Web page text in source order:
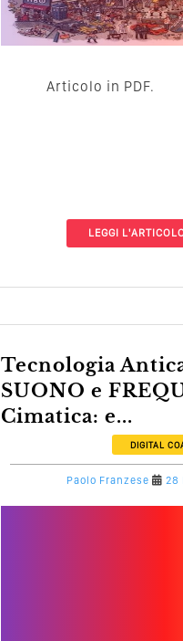
Articolo in PDF.
LEGGI
Tecnologia Antica - DNA,
SUONO e
Cimatica: e...
DIGITAL
Paolo Franzese 28